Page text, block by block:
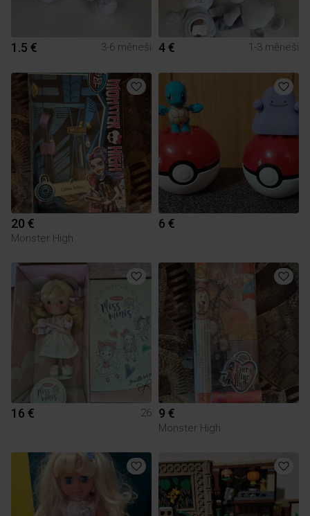
1.5 € 3-6 mēneši 4 € 1-3 mēneši
20 €
Monster High
6 €
16 € 26 9 €
Monster High